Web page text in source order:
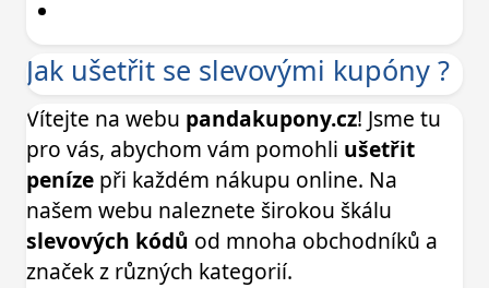
Jak ušetřit se slevovými kupóny ?
Vítejte na webu pandakupony.cz! Jsme tu
pro vás, abychom vám pomohli ušetřit
peníze při každém nákupu online. Na
našem webu naleznete širokou škálu
slevových kódů od mnoha obchodníků a
značek z různých kategorií.